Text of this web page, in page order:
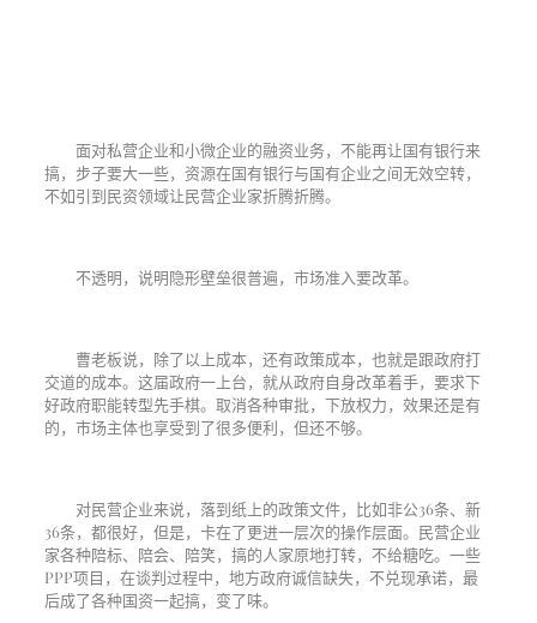
面对私营企业和小微企业的融资业务，不能再让国有银行来
搞，步子要大一些，资源在国有银行与国有企业之间无效空转，
不如引到民资领域让民营企业家折腾折腾。
不透明，说明隐形壁垒很普遍，市场准入要改革。
曹老板说，除了以上成本，还有政策成本，也就是跟政府打
交道的成本。这届政府一上台，就从政府自身改革着手，要求下
好政府职能转型先手棋。取消各种审批，下放权力，效果还是有
的，市场主体也享受到了很多便利，但还不够。
对民营企业来说，落到纸上的政策文件，比如非公36条、新
36条，都很好，但是，卡在了更进一层次的操作层面。民营企业
家各种陪标、陪会、陪笑，搞的人家原地打转，不给糖吃。一些
PPP项目，在谈判过程中，地方政府诚信缺失，不兑现承诺，最
后成了各种国资一起搞，变了味。